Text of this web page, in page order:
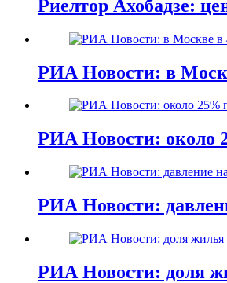
Риелтор Ахобадзе:
РИА Новости: в
РИА Новости: около
РИА Новости:
РИА Новости: доля